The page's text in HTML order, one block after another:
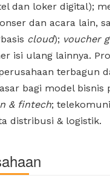
dan loker digital);
dan acara lain,
cloud); voucher
isi ulang lainnya.
terbagun
bagi model bisnis
& fintech;
distribusi & logistik.